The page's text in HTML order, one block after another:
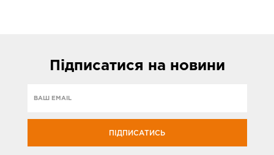
Підписатися на новини
ПІДПИСАТИСЬ